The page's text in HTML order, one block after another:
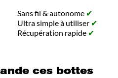
Sans fil & autonome ✔
Ultra simple à utiliser ✔
Récupération rapide ✔
ces bottes